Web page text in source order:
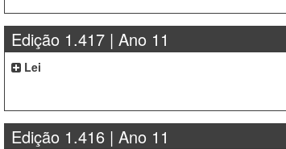
Edição 1.417 | Ano 11
Lei
Edição 1.416 | Ano 11